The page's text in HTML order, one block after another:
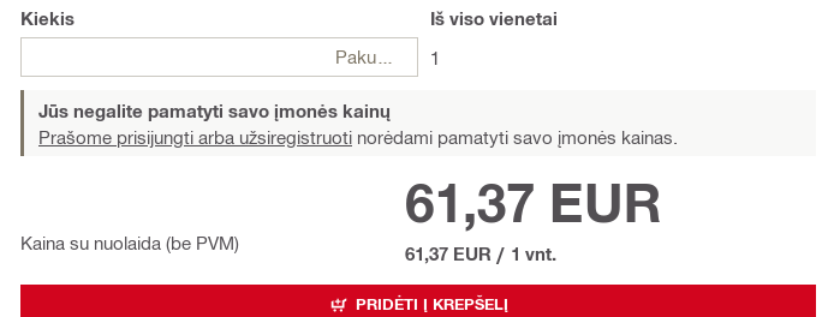
Kiekis
Pakuotės
Iš viso vienetai
1
Jūs negalite pamatyti savo įmonės kainų
Prašome prisijungti arba užsiregistruoti norėdami pamatyti savo įmonės kainas.
Kaina su nuolaida (be PVM)
61,37 EUR
61,37 EUR / 1 vnt.
PRIDĖTI Į KREPŠELĮ